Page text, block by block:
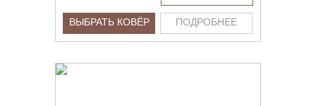
ВЫБРАТЬ КОВЁР ПОДРОБНЕЕ